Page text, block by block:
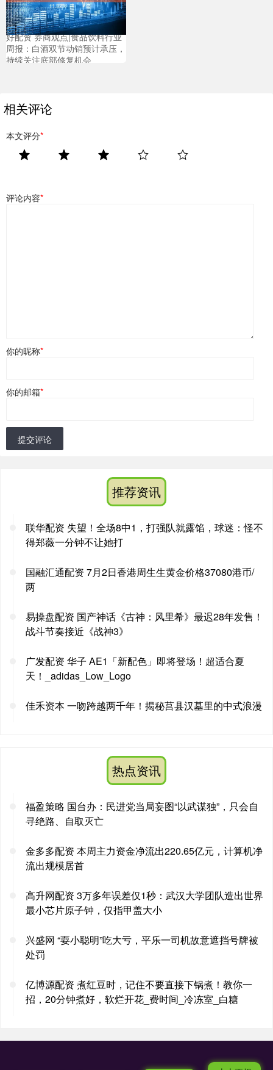
好配资 券商观点|食品饮料行业
周报：白酒双节动销预计承压，
持续关注底部修复机会
相关评论
本文评分*
评论内容*
你的昵称*
你的邮箱*
提交评论
推荐资讯
联华配资 失望！全场8中1，打强队就露馅，球迷：怪不
得郑薇一分钟不让她打
国融汇通配资 7月2日香港周生生黄金价格37080港币/
两
易操盘配资 国产神话《古神：风里希》最迟28年发售！
战斗节奏接近《战神3》
广发配资 华子 AE1「新配色」即将登场！超适合夏
天！_adidas_Low_Logo
佳禾资本 一吻跨越两千年！揭秘莒县汉墓里的中式浪漫
热点资讯
福盈策略 国台办：民进党当局妄图“以武谋独”，只会自
寻绝路、自取灭亡
金多多配资 本周主力资金净流出220.65亿元，计算机净
流出规模居首
高升网配资 3万多年误差仅1秒：武汉大学团队造出世界
最小芯片原子钟，仅指甲盖大小
兴盛网 “耍小聪明”吃大亏，平乐一司机故意遮挡号牌被
处罚
亿博源配资 煮红豆时，记住不要直接下锅煮！教你一
招，20分钟煮好，软烂开花_费时间_冷冻室_白糖